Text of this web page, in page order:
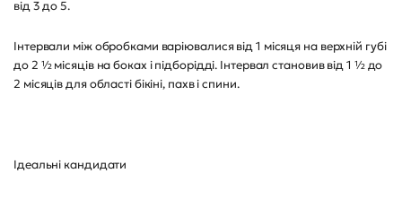
від 3 до 5.
Інтервали між обробками варіювалися від 1 місяця на верхній губі
до 2 ½ місяців на боках і підборідді. Інтервал становив від 1 ½ до
2 місяців для області бікіні, пахв і спини.
Ідеальні кандидати